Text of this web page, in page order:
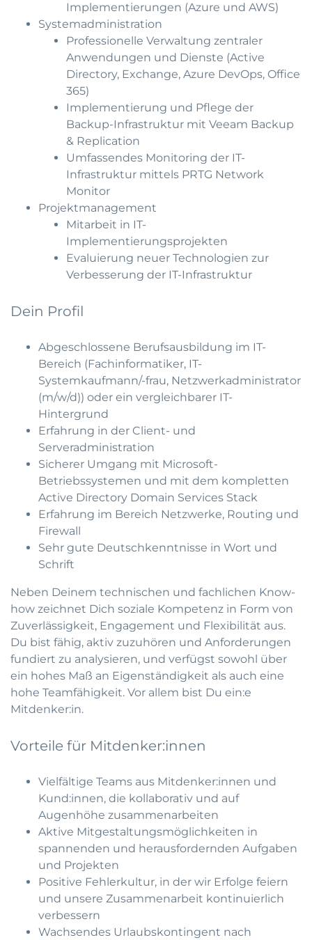
Implementierungen (Azure und AWS)
Systemadministration
Professionelle Verwaltung zentraler
Anwendungen und Dienste (Active
Directory, Exchange, Azure DevOps, Office
365)
Implementierung und Pflege der
Backup-Infrastruktur mit Veeam Backup
& Replication
Umfassendes Monitoring der IT-
Infrastruktur mittels PRTG Network
Monitor
Projektmanagement
Mitarbeit in IT-
Implementierungsprojekten
Evaluierung neuer Technologien zur
Verbesserung der IT-Infrastruktur
Dein Profil
Abgeschlossene Berufsausbildung im IT-
Bereich (Fachinformatiker, IT-
Systemkaufmann/-frau, Netzwerkadministrator
(m/w/d)) oder ein vergleichbarer IT-
Hintergrund
Erfahrung in der Client- und
Serveradministration
Sicherer Umgang mit Microsoft-
Betriebssystemen und mit dem kompletten
Active Directory Domain Services Stack
Erfahrung im Bereich Netzwerke, Routing und
Firewall
Sehr gute Deutschkenntnisse in Wort und
Schrift
Neben Deinem technischen und fachlichen Know-
how zeichnet Dich soziale Kompetenz in Form von
Zuverlässigkeit, Engagement und Flexibilität aus.
Du bist fähig, aktiv zuzuhören und Anforderungen
fundiert zu analysieren, und verfügst sowohl über
ein hohes Maß an Eigenständigkeit als auch eine
hohe Teamfähigkeit. Vor allem bist Du ein:e
Mitdenker:in.
Vorteile für Mitdenker:innen
Vielfältige Teams aus Mitdenker:innen und
Kund:innen, die kollaborativ und auf
Augenhöhe zusammenarbeiten
Aktive Mitgestaltungsmöglichkeiten in
spannenden und herausfordernden Aufgaben
und Projekten
Positive Fehlerkultur, in der wir Erfolge feiern
und unsere Zusammenarbeit kontinuierlich
verbessern
Wachsendes Urlaubskontingent nach